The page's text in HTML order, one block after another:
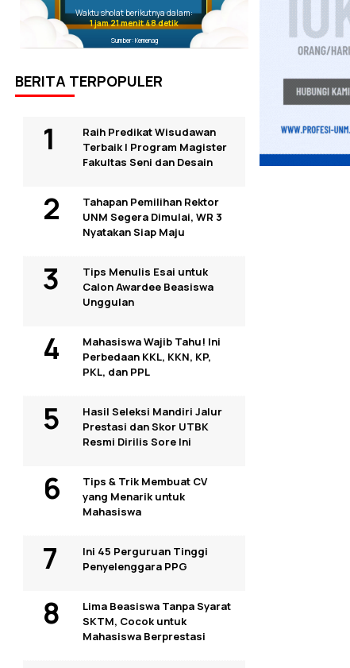
Waktu sholat berikutnya dalam:
1 jam 21 menit 47 detik
Sumber: Kemenag
BERITA TERPOPULER
Raih Predikat Wisudawan
Terbaik I Program Magister
Fakultas Seni dan Desain
Tahapan Pemilihan Rektor
UNM Segera Dimulai, WR 3
Nyatakan Siap Maju
Tips Menulis Esai untuk
Calon Awardee Beasiswa
Unggulan
Mahasiswa Wajib Tahu! Ini
Perbedaan KKL, KKN, KP,
PKL, dan PPL
Hasil Seleksi Mandiri Jalur
Prestasi dan Skor UTBK
Resmi Dirilis Sore Ini
Tips & Trik Membuat CV
yang Menarik untuk
Mahasiswa
Ini 45 Perguruan Tinggi
Penyelenggara PPG
Lima Beasiswa Tanpa Syarat
SKTM, Cocok untuk
Mahasiswa Berprestasi